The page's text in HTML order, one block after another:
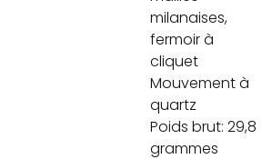
milanaises,
fermoir à
cliquet
Mouvement à
quartz
Poids brut: 29,8
grammes